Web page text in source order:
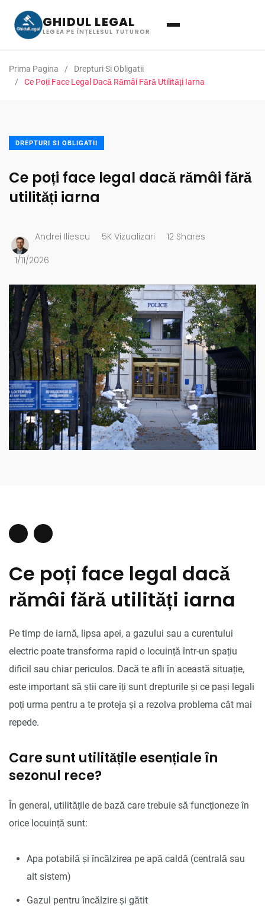
GHIDUL LEGAL
LEGEA PE ÎNȚELESUL TUTUROR
Prima Pagina
Drepturi Si Obligatii
Ce Poți Face Legal Dacă Rămâi Fără Utilități Iarna
DREPTURI SI OBLIGATII
Ce poți face legal dacă rămâi fără
utilități iarna
Andrei Iliescu 5K Vizualizari 12 Shares
1/11/2026
Ce poți face legal dacă
rămâi fără utilități iarna
Pe timp de iarnă, lipsa apei, a gazului sau a curentului
electric poate transforma rapid o locuință într-un spațiu
dificil sau chiar periculos. Dacă te afli în această situație,
este important să știi care îți sunt drepturile și ce pași legali
poți urma pentru a te proteja și a rezolva problema cât mai
repede.
Care sunt utilitățile esențiale în
sezonul rece?
În general, utilitățile de bază care trebuie să funcționeze în
orice locuință sunt:
Apa potabilă și încălzirea pe apă caldă (centrală sau
alt sistem)
Gazul pentru încălzire și gătit